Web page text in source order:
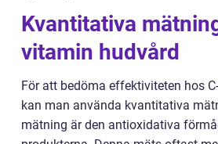
Kvantitativa
vitamin hudvård
För att bedöma effektiviteten hos
kan man använda kvantitativa
mätning är den antioxidativa